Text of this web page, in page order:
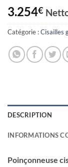
3.254€
Catégorie :Cisailles
DESCRIPTION
INFORMATIONS
Poinçonneuse